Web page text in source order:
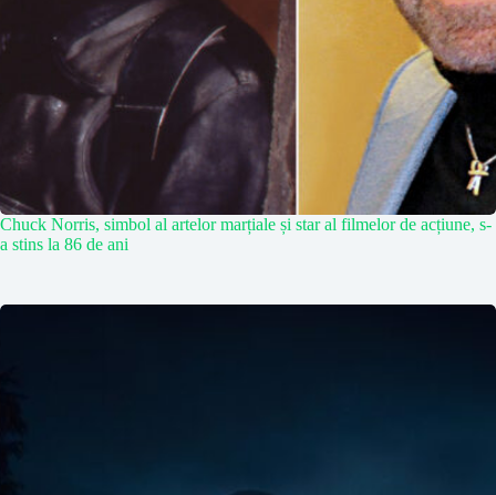
Chuck Norris, simbol al artelor marțiale și star al filmelor de acțiune, s-
a stins la 86 de ani